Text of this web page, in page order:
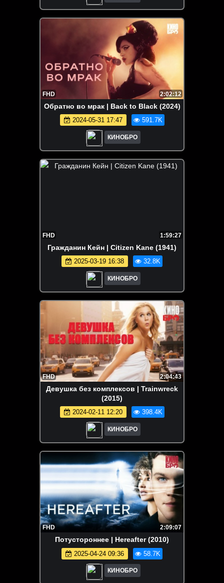
FHD 2:02:12
Обратно во мрак | Back to Black (2024)
2024-05-31 17:47 591.7K
КИНОБРО
FHD 1:59:27
Гражданин Кейн | Citizen Kane (1941)
2025-03-19 16:38 32.8K
КИНОБРО
FHD 2:04:43
Девушка без комплексов | Trainwreck
(2015)
2024-02-11 12:20 398.4K
КИНОБРО
FHD 2:09:07
Потустороннее | Hereafter (2010)
2025-04-24 09:36 58.7K
КИНОБРО